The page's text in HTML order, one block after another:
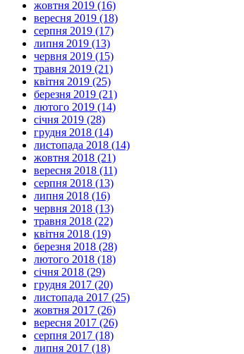
жовтня 2019 (16)
вересня 2019 (18)
серпня 2019 (17)
липня 2019 (13)
червня 2019 (15)
травня 2019 (21)
квітня 2019 (25)
березня 2019 (21)
лютого 2019 (14)
січня 2019 (28)
грудня 2018 (14)
листопада 2018 (14)
жовтня 2018 (21)
вересня 2018 (11)
серпня 2018 (13)
липня 2018 (16)
червня 2018 (13)
травня 2018 (22)
квітня 2018 (19)
березня 2018 (28)
лютого 2018 (18)
січня 2018 (29)
грудня 2017 (20)
листопада 2017 (25)
жовтня 2017 (26)
вересня 2017 (26)
серпня 2017 (18)
липня 2017 (18)